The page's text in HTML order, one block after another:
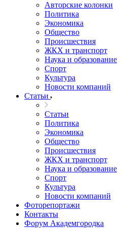
Авторские колонки
Политика
Экономика
Общество
Происшествия
ЖКХ и транспорт
Наука и образование
Спорт
Культура
Новости компаний
Статьи
Статьи
Политика
Экономика
Общество
Происшествия
ЖКХ и транспорт
Наука и образование
Спорт
Культура
Новости компаний
Фоторепортажи
Контакты
Форум Академгородка